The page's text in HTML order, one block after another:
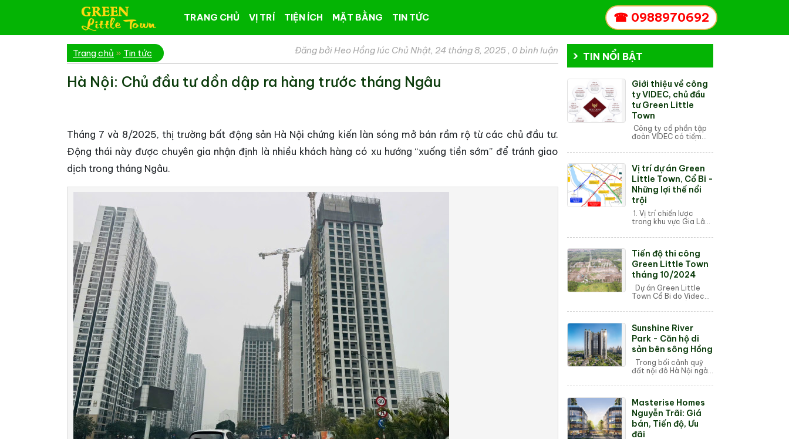
TRANG CHỦ VỊ TRÍ TIỆN ÍCH MẶT BẰNG TIN TỨC ☎ 0988970692
Trang chủ » Tin tức Đăng bởi Heo Hồng lúc Chủ Nhật, 24 tháng 8, 2025, 0 bình luận
Hà Nội: Chủ đầu tư dồn dập ra hàng trước tháng Ngâu
Tháng 7 và 8/2025, thị trường bất động sản Hà Nội chứng kiến làn sóng mở bán rầm rộ từ các chủ đầu tư.
Động thái này được chuyên gia nhận định là nhiều khách hàng có xu hướng “xuống tiền sớm” để tránh giao
dịch trong tháng Ngâu.
TIN NỔI BẬT
Giới thiệu về công
ty VIDEC, chủ đầu
tư Green Little
Town
Công ty cổ phần tập
đoàn VIDEC có tiềm
phần đầu tư thiết kế và
trải qua hơn 21 năm
hình thành và phát...
Vị trí dự án Green
Little Town, Cổ Bi -
Những lợi thế nổi
trội
1. Vị trí chiến lược
trong khu vực Gia Lâm
phía Đông của Hà Nội:
Town tọa lạc tại Gia
Lâm, một trong ...
Tiến độ thi công
Green Little Town
tháng 10/2024
Dự án Green Little
Town Cổ Bi do Videc
tiến hành đúng tiến độ,
mục công trình quan
trọng đang ...
Sunshine River
Park - Căn hộ di
sản bên sông Hồng
Trong bối cảnh quỹ
đất nội đô Hà Nội ngày
xuất hiện của Sunshine
Thượng, Tây Hồ)
không chỉ giải cơn
khá...
Masterise Homes
Nguyễn Trãi: Giá
bán, Tiến độ, Ưu
đãi